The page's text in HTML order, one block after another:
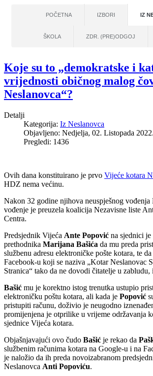
POČETNA IZBORI IZ
ŠKOLA ZDR. (PRE)ODGOJ
Koje su to „demokratske i
vrijednosti običnog malog
Neslanovca“?
Detalji
Kategorija: Iz Neslanovca
Objavljeno: Nedjelja, 02. Listopada
Pregledi: 1436
Ovih dana konstituirano je prvo Vijeće kotara
HDZ nema većinu.
Nakon 32 godine njihova neuspješnog vođenja
vođenje je preuzela koalicija Nezavisne liste
Centra.
Predsjednik Vijeća Ante Popović na sjednici je
prethodnika Marijana Bašića da mu preda
službenu adresu elektroničke pošte kotara, te
Facebook-u koji se naziva „Kotar Neslanovac
Stranica“ tako da ne dovodi čitatelje u zabludu,
Bašić mu je korektno istog trenutka ustupio
elektroničku poštu kotara, ali kada je Popović
pristupiti računu, doživio je neugodno
promijenjena je otprilike u vrijeme održavanja
sjednice Vijeća kotara.
Objašnjavajući ovo čudo Bašić je rekao da
službenim računima kotara na Google-u i na
je naložio da ih preda novoizabranom
Neslanovca Anti Popoviću.